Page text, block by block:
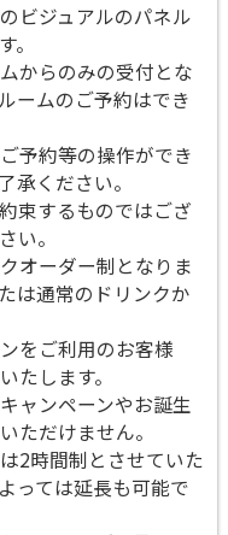
ビジュアルのパネル
からのみの受付とな
ームのご予約はでき
予約等の操作ができ
承ください。
束するものではござ
い。
オーダー制となりま
は通常のドリンクか
をご利用のお客様
たします。
ャンペーンやお誕生
ただけません。
2時間制とさせていた
っては延長も可能で